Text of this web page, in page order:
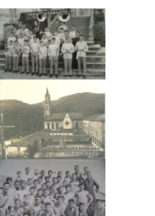
deve
harmoniosamente se
integrar para compor
uma unidade eficiente
e qualificada. Nesse
contexto, destacam-
se 4 eixos básicos que
constituem a
integralidade do
Caraça:
Preservação,
conservação e
chegar àSerra do
Caraça.
Estudos e hipóteses
apontam para Carlos
Mendonça Távora, um
nobre português que,
depois de um atentado
contra Dom José I, rei de
Portugal, foi perseguido
pelo Marquês de Pombal.
Os Távoras, longe de
serem criminosos,